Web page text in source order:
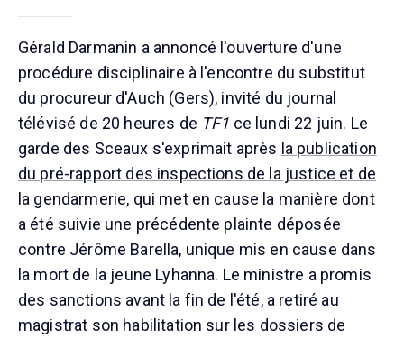
Gérald Darmanin a annoncé l'ouverture d'une
procédure disciplinaire à l'encontre du substitut
du procureur d'Auch (Gers), invité du journal
télévisé de 20 heures de TF1 ce lundi 22 juin. Le
garde des Sceaux s'exprimait après la publication
du pré-rapport des inspections de la justice et de
la gendarmerie, qui met en cause la manière dont
a été suivie une précédente plainte déposée
contre Jérôme Barella, unique mis en cause dans
la mort de la jeune Lyhanna. Le ministre a promis
des sanctions avant la fin de l'été, a retiré au
magistrat son habilitation sur les dossiers de